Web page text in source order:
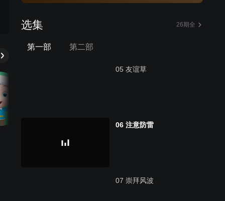
选集 26期全
第一部 第二部
05 友谊草
06 注意防雷
07 崇拜风波